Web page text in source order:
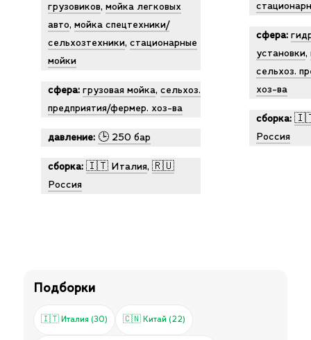
грузовиков, мойка легковых
авто, мойка спецтехники/
сельхозтехники, стационарные
мойки
сфера: грузовая мойка, сельхоз.
предприятия/фермер. хоз-ва
давление: 🕒 250 бар
сборка: 🇮🇹 Италия, 🇷🇺
Россия
сфера:
установки,
сельхоз.
хоз-ва
сборка: 🇮🇹
Россия
Подборки
🇮🇹 Италия (30) 🇨🇳 Китай (22)